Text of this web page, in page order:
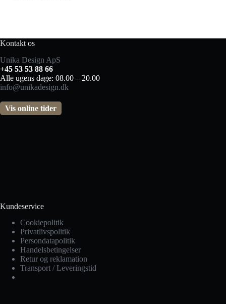
Kontakt os
Unika Design ApS
+45 53 53 88 66
Alle ugens dage: 08.00 – 20.00
info@unikadesign.dk
Vis online tider
Kundeservice
Cookiepolitik
Privatlivspolitik
Persondatapolitik
Handelsbetingelser
Retur og reklamation
Transport / Leveringstid